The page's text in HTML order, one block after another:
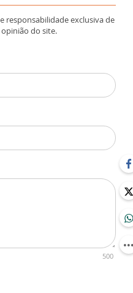
responsabilidade exclusiva de
do site.
500